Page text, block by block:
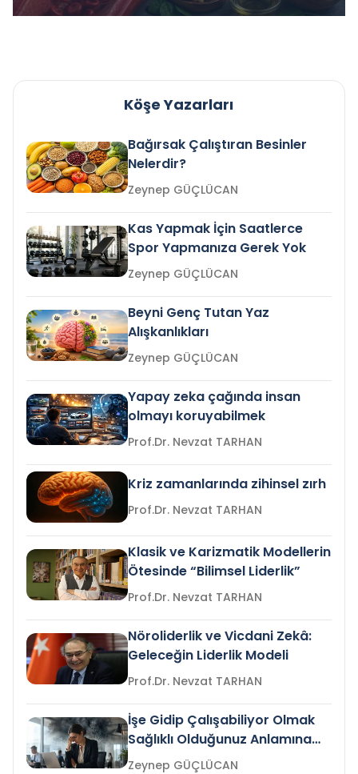
Köşe Yazarları
Bağırsak Çalıştıran Besinler
Nelerdir?
Zeynep GÜÇLÜCAN
Kas Yapmak İçin Saatlerce
Spor Yapmanıza Gerek Yok
Zeynep GÜÇLÜCAN
Beyni Genç Tutan Yaz
Alışkanlıkları
Zeynep GÜÇLÜCAN
Yapay zeka çağında insan
olmayı koruyabilmek
Prof.Dr. Nevzat TARHAN
Kriz zamanlarında zihinsel zırh
Prof.Dr. Nevzat TARHAN
Klasik ve Karizmatik Modellerin
Ötesinde “Bilimsel Liderlik”
Prof.Dr. Nevzat TARHAN
Nöroliderlik ve Vicdani Zekâ:
Geleceğin Liderlik Modeli
Prof.Dr. Nevzat TARHAN
İşe Gidip Çalışabiliyor Olmak
Sağlıklı Olduğunuz Anlamına
Gelir mi?Zeynep GÜÇLÜCAN